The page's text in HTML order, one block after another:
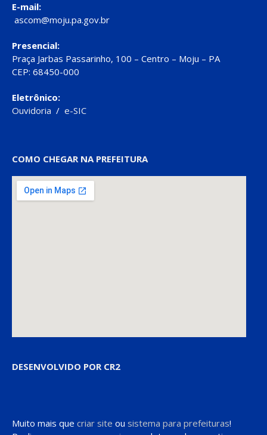
E-mail:
ascom@moju.pa.gov.br
Presencial:
Praça Jarbas Passarinho, 100 – Centro – Moju – PA
CEP: 68450-000
Eletrônico:
Ouvidoria / e-SIC
COMO CHEGAR NA PREFEITURA
DESENVOLVIDO POR CR2
Muito mais que criar site ou sistema para prefeituras!